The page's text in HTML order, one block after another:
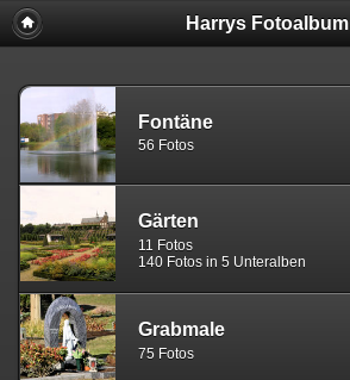
Harrys Fotoalbum
Fontäne
56 Fotos
Gärten
11 Fotos
140 Fotos in 5 Unteralben
Grabmale
75 Fotos